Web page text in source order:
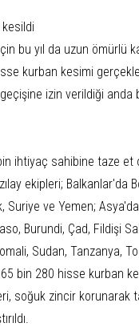
bu yıl da uzun ömürlü
kurban kesimi
izin verildiği anda
ihtiyaç sahibine taze et
ekipleri;
Suriye ve Yemen;
Burundi, Çad, Fildişi
Sudan, Tanzanya,
bin 280 hisse kurban
soğuk zincir korunarak